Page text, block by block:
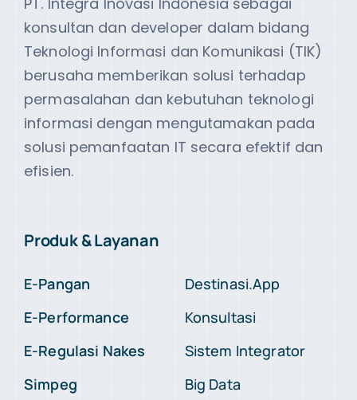
konsultan dan developer dalam bidang
Teknologi Informasi dan Komunikasi (TIK)
berusaha memberikan solusi terhadap
permasalahan dan kebutuhan teknologi
informasi dengan mengutamakan pada
solusi pemanfaatan IT secara efektif dan
efisien.
Produk & Layanan
E-Pangan
E-Performance
E-Regulasi Nakes
Simpeg
Destinasi.App
Konsultasi
Sistem Integrator
Big Data